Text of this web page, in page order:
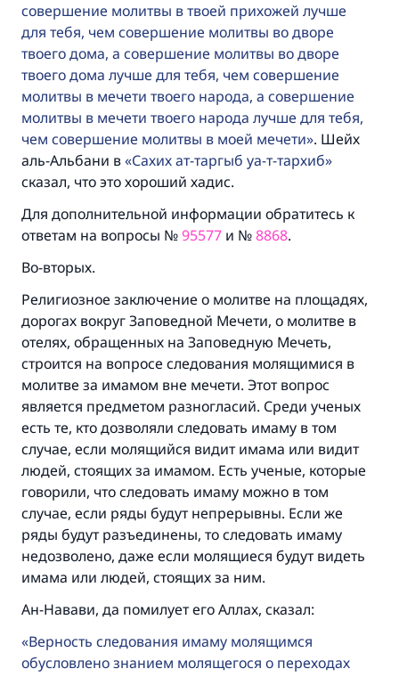
совершение молитвы в твоей прихожей лучше
для тебя, чем совершение молитвы во дворе
твоего дома, а совершение молитвы во дворе
твоего дома лучше для тебя, чем совершение
молитвы в мечети твоего народа, а совершение
молитвы в мечети твоего народа лучше для тебя,
чем совершение молитвы в моей мечети . Шейх
аль-Альбани в Сахих ат-таргыб уа-т-тархиб
сказал, что это хороший хадис.
Для дополнительной информации обратитесь к
ответам на вопросы №95577 и №8868.
Во-вторых.
Религиозное заключение о молитве на площадях,
дорогах вокруг Заповедной Мечети, о молитве в
отелях, обращенных на Заповедную Мечеть,
строится на вопросе следования молящимися в
молитве за имамом вне мечети. Этот вопрос
является предметом разногласий. Среди ученых
есть те, кто дозволяли следовать имаму в том
случае, если молящийся видит имама или видит
людей, стоящих за имамом. Есть ученые, которые
говорили, что следовать имаму можно в том
случае, если ряды будут непрерывны. Если же
ряды будут разъединены, то следовать имаму
недозволено, даже если молящиеся будут видеть
имама или людей, стоящих за ним.
Ан-Навави, да помилует его Аллах, сказал:
Верность следования имаму молящимся
обусловлено знанием молящегося о переходах